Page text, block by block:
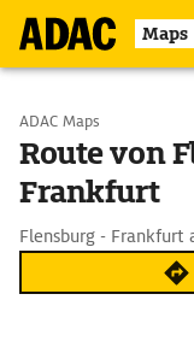
Maps
Start wählen
Ziel eingeben
ADAC Maps
Route von
Frankfurt
Flensburg - Frankfurt